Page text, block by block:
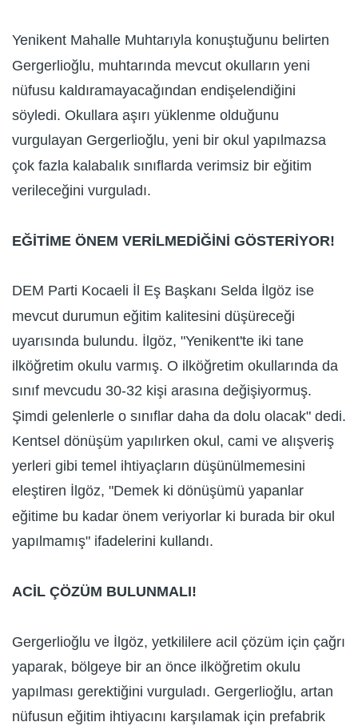
Yenikent Mahalle Muhtarıyla konuştuğunu belirten
Gergerlioğlu, muhtarında mevcut okulların yeni
nüfusu kaldıramayacağından endişelendiğini
söyledi. Okullara aşırı yüklenme olduğunu
vurgulayan Gergerlioğlu, yeni bir okul yapılmazsa
çok fazla kalabalık sınıflarda verimsiz bir eğitim
verileceğini vurguladı.
EĞİTİME ÖNEM VERİLMEDİĞİNİ GÖSTERİYOR!
DEM Parti Kocaeli İl Eş Başkanı Selda İlgöz ise
mevcut durumun eğitim kalitesini düşüreceği
uyarısında bulundu. İlgöz, "Yenikent'te iki tane
ilköğretim okulu varmış. O ilköğretim okullarında da
sınıf mevcudu 30-32 kişi arasına değişiyormuş.
Şimdi gelenlerle o sınıflar daha da dolu olacak" dedi.
Kentsel dönüşüm yapılırken okul, cami ve alışveriş
yerleri gibi temel ihtiyaçların düşünülmemesini
eleştiren İlgöz, "Demek ki dönüşümü yapanlar
eğitime bu kadar önem veriyorlar ki burada bir okul
yapılmamış" ifadelerini kullandı.
ACİL ÇÖZÜM BULUNMALI!
Gergerlioğlu ve İlgöz, yetkililere acil çözüm için çağrı
yaparak, bölgeye bir an önce ilköğretim okulu
yapılması gerektiğini vurguladı. Gergerlioğlu, artan
nüfusun eğitim ihtiyacını karşılamak için prefabrik